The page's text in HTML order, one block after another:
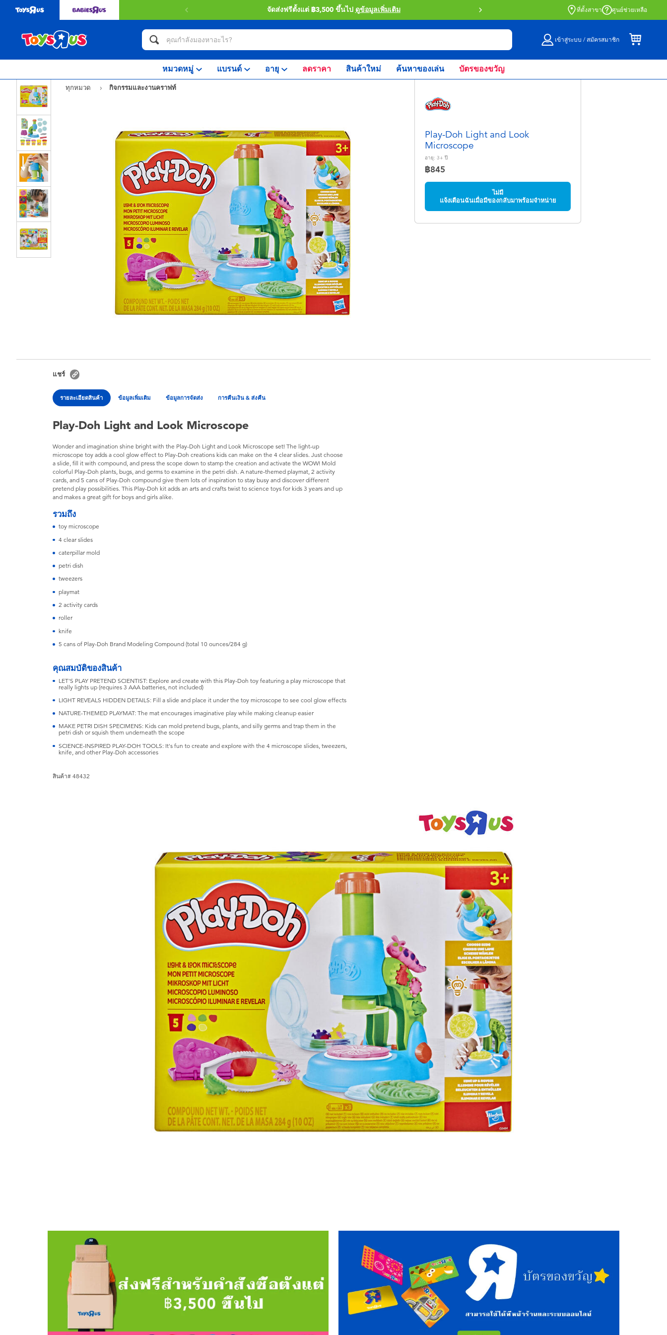
จัดส่งฟรีตั้งแต่ ฿3,500 ขึ้นไป ดูข้อมูลเพิ่มเติม สั่งซื้อออนไลน์และรับที่หน้าร้านด้วย Click
ที่ตั้งสาขา ศูนย์ช่วยเหลือ
เข้าสู่ระบบ / สมัครสมาชิก
หมวดหมู่ แบรนด์ อายุ ลดราคา สินค้าใหม่ ค้นหาของเล่น บัตรของขวัญ
ทุกหมวด กิจกรรมและงานคราฟท์
Play-Doh Light and Look
Microscope
อายุ: 3+ ปี
฿845
ไม่มี
แจ้งเตือนฉันเมื่อมีของกลับมาพร้อมจำหน่าย
แชร์
รายละเอียดสินค้า ข้อมูลเพิ่มเติม ข้อมูลการจัดส่ง การคืนเงิน & ส่งคืน
Play-Doh Light and Look Microscope
Wonder and imagination shine bright with the Play-Doh Light and Look Microscope set! The light-up
microscope toy adds a cool glow effect to Play-Doh creations kids can make on the 4 clear slides. Just choose
a slide, fill it with compound, and press the scope down to stamp the creation and activate the WOW! Mold
colorful Play-Doh plants, bugs, and germs to examine in the petri dish. A nature-themed playmat, 2 activity
cards, and 5 cans of Play-Doh compound give them lots of inspiration to stay busy and discover different
pretend play possibilities. This Play-Doh kit adds an arts and crafts twist to science toys for kids 3 years and up
and makes a great gift for boys and girls alike.
รวมถึง
toy microscope
4 clear slides
caterpillar mold
petri dish
tweezers
playmat
2 activity cards
roller
knife
5 cans of Play-Doh Brand Modeling Compound (total 10 ounces/284 g)
คุณสมบัติของสินค้า
LET'S PLAY PRETEND SCIENTIST: Explore and create with this Play-Doh toy featuring a play microscope that
really lights up (requires 3 AAA batteries, not included)
LIGHT REVEALS HIDDEN DETAILS: Fill a slide and place it under the toy microscope to see cool glow effects
NATURE-THEMED PLAYMAT: The mat encourages imaginative play while making cleanup easier
MAKE PETRI DISH SPECIMENS: Kids can mold pretend bugs, plants, and silly germs and trap them in the
petri dish or squish them underneath the scope
SCIENCE-INSPIRED PLAY-DOH TOOLS: It's fun to create and explore with the 4 microscope slides, tweezers,
knife, and other Play-Doh accessories
สินค้า# 48432